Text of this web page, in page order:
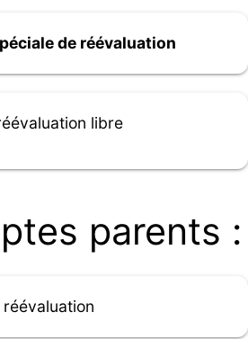
de réévaluation
libre
parents :